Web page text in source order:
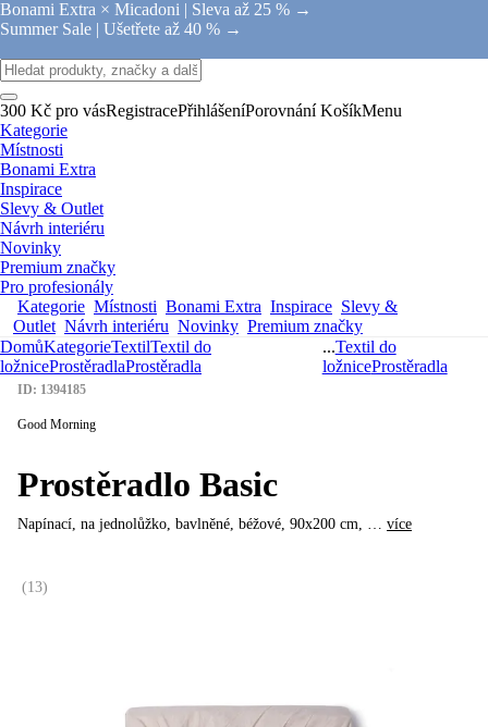
Bonami Extra × Micadoni | Sleva až 25 % →
Summer Sale | Ušetřete až 40 % →
300 Kč pro vásRegistracePřihlášeníPorovnání KošíkMenu
Kategorie
Místnosti
Bonami Extra
Inspirace
Slevy & Outlet
Návrh interiéru
Novinky
Premium značky
Pro profesionály
Kategorie Místnosti Bonami Extra Inspirace Slevy &
Outlet Návrh interiéru Novinky Premium značky
DomůKategorieTextilTextil do
ložniceProstěradlaProstěradla
...Textil do
ložniceProstěradla
ID: 1394185
Good Morning
Prostěradlo Basic
Napínací, na jednolůžko, bavlněné, béžové, 90x200 cm, … více
(13)